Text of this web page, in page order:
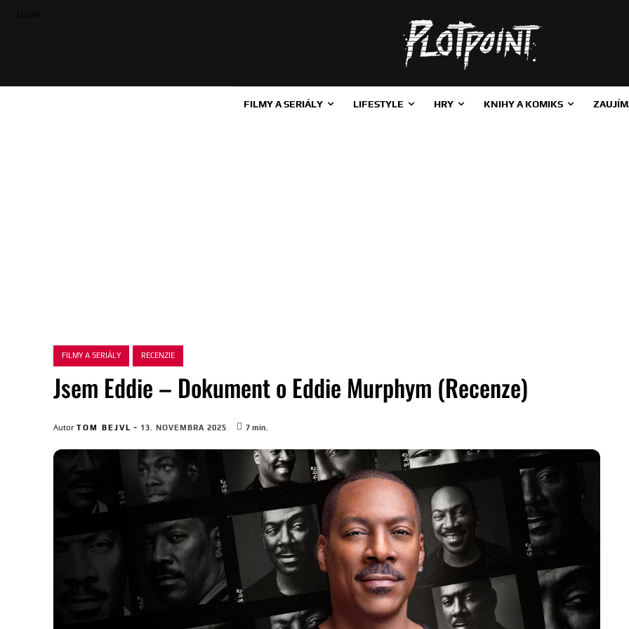
FILMY A SERIÁLY LIFESTYLE HRY KNIHY A KOMIKS
FILMY A SERIÁLY RECENZIE
Jsem Eddie – Dokument o Eddie Murphym (Recenze)
Autor TOM BEJVL - 13. NOVEMBRA 2025 7 min.